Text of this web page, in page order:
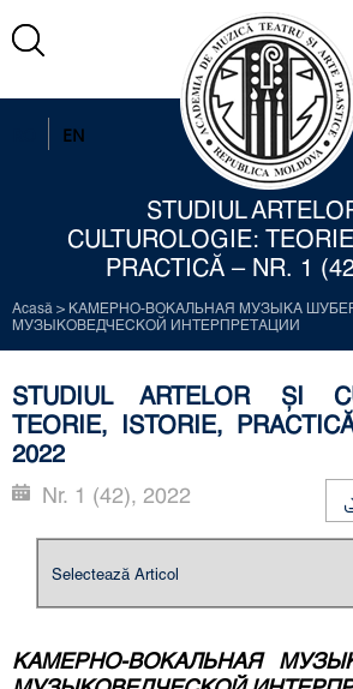
EN
STUDIUL
CULTUROLOGIE:
PRACTICĂ – NR. 1
Acasă > КАМЕРНО-ВОКАЛЬНАЯ МУЗЫКА
МУЗЫКОВЕДЧЕСКОЙ ИНТЕРПРЕТАЦИИ
STUDIUL ARTELOR ȘI
TEORIE, ISTORIE,
2022
Nr. 1 (42), 2022
КАМЕРНО-ВОКАЛЬНАЯ